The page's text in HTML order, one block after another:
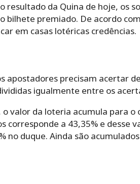
resultado da Quina de hoje, os
bilhete premiado. De acordo
em casas lotéricas credências.
precisam acertar
igualmente entre os
valor da loteria acumula para o
a 43,35% e desse
no duque. Ainda são